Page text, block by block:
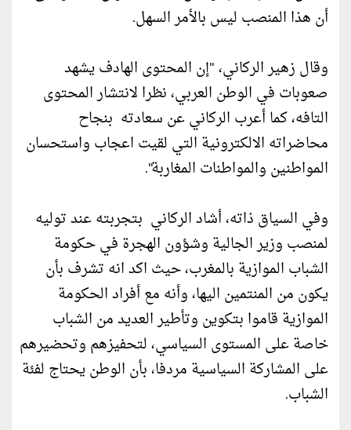
أن هذا المنصب ليس بالأمر السهل.
وقال زهير الركاني، "إن المحتوى الهادف يشهد
صعوبات في الوطن العربي، نظرا لانتشار المحتوى
التافه، كما أعرب الركاني عن سعادته بنجاح
محاضراته الالكترونية التي لقيت اعجاب واستحسان
المواطنين والمواطنات المغاربة".
وفي السياق ذاته، أشاد الركاني بتجربته عند توليه
لمنصب وزير الجالية وشؤون الهجرة في حكومة
الشباب الموازية بالمغرب، حيث اكد انه تشرف بأن
يكون من المنتمين اليها، وأنه مع أفراد الحكومة
الموازية قاموا بتكوين وتأطير العديد من الشباب
خاصة على المستوى السياسي، لتحفيزهم وتحضيرهم
على المشاركة السياسية مردفا، بأن الوطن يحتاج لفئة
الشباب.